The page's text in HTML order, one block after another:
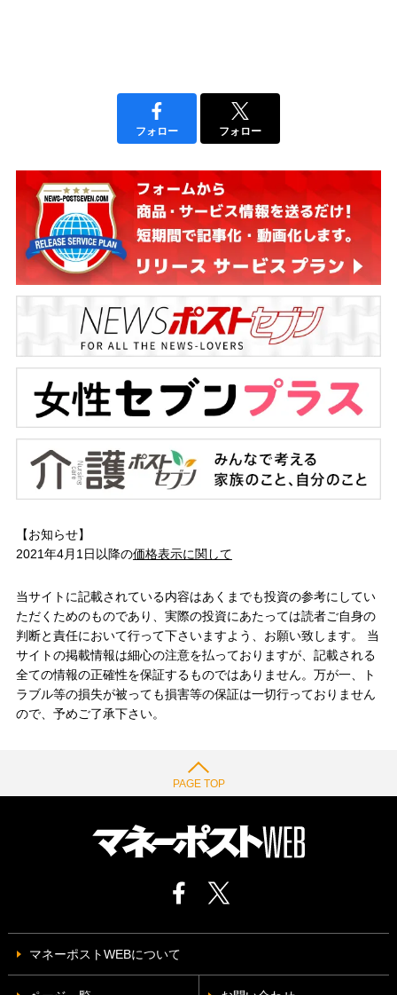
フォロー フォロー
【お知らせ】
2021年4月1日以降の価格表示に関して
当サイトに記載されている内容はあくまでも投資の参考にしてい
ただくためのものであり、実際の投資にあたっては読者ご自身の
判断と責任において行って下さいますよう、お願い致します。 当
サイトの掲載情報は細心の注意を払っておりますが、記載される
全ての情報の正確性を保証するものではありません。万が一、ト
ラブル等の損失が被っても損害等の保証は一切行っておりません
ので、予めご了承下さい。
PAGE TOP
マネーポストWEBについて